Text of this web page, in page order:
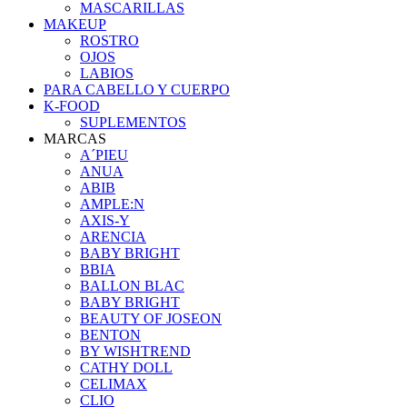
MASCARILLAS
MAKEUP
ROSTRO
OJOS
LABIOS
PARA CABELLO Y CUERPO
K-FOOD
SUPLEMENTOS
MARCAS
A´PIEU
ANUA
ABIB
AMPLE:N
AXIS-Y
ARENCIA
BABY BRIGHT
BBIA
BALLON BLAC
BABY BRIGHT
BEAUTY OF JOSEON
BENTON
BY WISHTREND
CATHY DOLL
CELIMAX
CLIO